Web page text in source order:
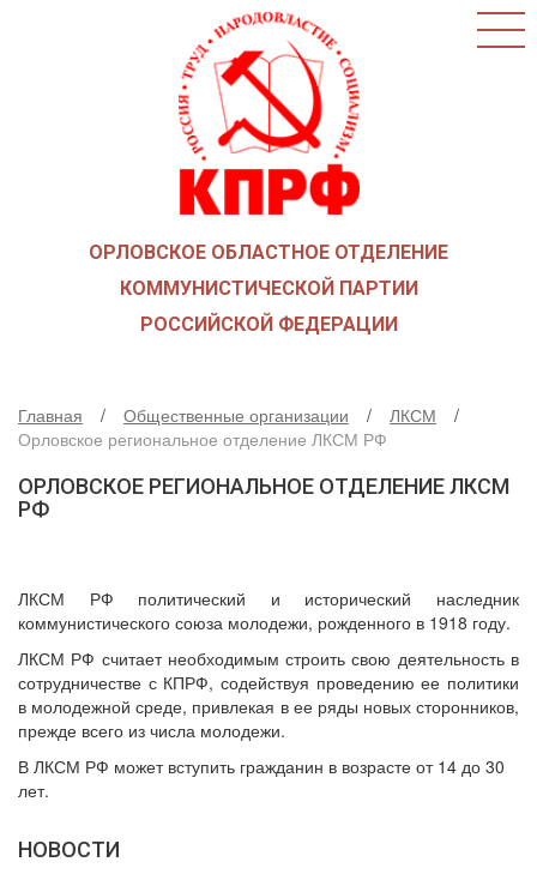
КАК ВСТУПИТЬ В КПРФ
ОБЩЕСТВЕННЫЕ ОРГАНИЗАЦИИ
СОЮЗ СОВЕТСКИХ ОФИЦЕРОВ В ПОДДЕРЖКУ
АРМИИ И ФЛОТА
ДЕПУТАТСКАЯ ВЕРТИКАЛЬ
ПАРТИЙНАЯ ПЕЧАТЬ
МЕСТНЫЕ ОТДЕЛЕНИЯ
КОНТАКТЫ
ОРЛОВСКОЕ ОБЛАСТНОЕ ОТДЕЛЕНИЕ
КОММУНИСТИЧЕСКОЙ ПАРТИИ
РОССИЙСКОЙ ФЕДЕРАЦИИ
Главная Общественные организации
ЛКСМ
Орловское региональное отделение ЛКСМ РФ
ОРЛОВСКОЕ РЕГИОНАЛЬНОЕ ОТДЕЛЕНИЕ ЛКСМ
РФ
ЛКСМ РФ политический и исторический наследник
коммунистического союза молодежи, рожденного в 1918 году.
ЛКСМ РФ считает необходимым строить свою деятельность в
сотрудничестве с КПРФ, содействуя проведению ее политики
в молодежной среде, привлекая в ее ряды новых сторонников,
прежде всего из числа молодежи.
В ЛКСМ РФ может вступить гражданин в возрасте от 14 до 30
лет.
НОВОСТИ